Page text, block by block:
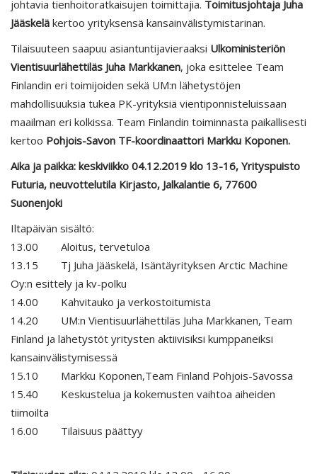
johtavia tienhoitoratkaisujen toimittajia. Toimitusjohtaja Juha
Jääskelä kertoo yrityksensä kansainvälistymistarinan.
Tilaisuuteen saapuu asiantuntijavieraaksi Ulkoministeriön
Vientisuurlähettiläs Juha Markkanen, joka esittelee Team
Finlandin eri toimijoiden sekä UM:n lähetystöjen
mahdollisuuksia tukea PK-yrityksiä vientiponnisteluissaan
maailman eri kolkissa. Team Finlandin toiminnasta paikallisesti
kertoo Pohjois-Savon TF-koordinaattori Markku Koponen.
Aika ja paikka: keskiviikko 04.12.2019 klo 13-16, Yrityspuisto
Futuria, neuvottelutila Kirjasto, Jalkalantie 6, 77600
Suonenjoki
Iltapäivän sisältö:
13.00 Aloitus, tervetuloa
13.15 Tj Juha Jääskelä, Isäntäyrityksen Arctic Machine
Oy:n esittely ja kv-polku
14.00 Kahvitauko ja verkostoitumista
14.20 UM:n Vientisuurlähettiläs Juha Markkanen, Team
Finland ja lähetystöt yritysten aktiivisiksi kumppaneiksi
kansainvälistymisessä
15.10 Markku Koponen,Team Finland Pohjois-Savossa
15.40 Keskustelua ja kokemusten vaihtoa aiheiden
tiimoilta
16.00 Tilaisuus päättyy